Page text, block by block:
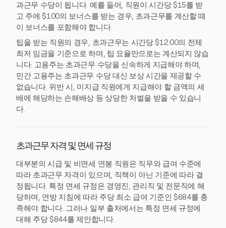
과근무 수당이 됩니다. 예를 들어, 직원이 시간당 $15를 받
고 주에 $100의 보너스를 받는 경우, 초과근무를 계산할 때
이 보너스를 포함해야 합니다.
팁을 받는 직원의 경우, 초과근무는 시간당 $12.00의 전체
최저 임금을 기준으로 하며, 팁 요율만으로는 계산되지 않습
니다. 고용주는 초과근무 수당을 신속하게 지급해야 하며,
민간 고용주는 초과근무 수당 대신 보상 시간을 제공할 수
없습니다. 위반 시, 미지급 직원에게 지급해야 할 금액의 세
배에 해당하는 손해배상 등 상당한 처벌을 받을 수 있습니
다.
초과근무 자격 및 면세 규정
대부분의 시급 및 비면세 연봉 직원은 직무와 급여 수준에
따라 초과근무 자격이 있으며, 직책이 아닌 기준에 따라 결
정됩니다. 특정 면세 규정은 경영진, 관리직 및 전문직에 해
당하며, 연방 지침에 따라 주당 최소 급여 기준인 $684를 충
족해야 합니다. 그러나 일부 출처에서는 특정 면세 규정에
대해 주당 $844를 제안합니다.